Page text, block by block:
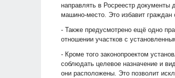
направлять в Росреестр документы
машино-место. Это избавит
- Также предусмотрено ещё одно
отношении участков с
- Кроме того законопроектом
соблюдать целевое назначение и
они расположены. Это позволит